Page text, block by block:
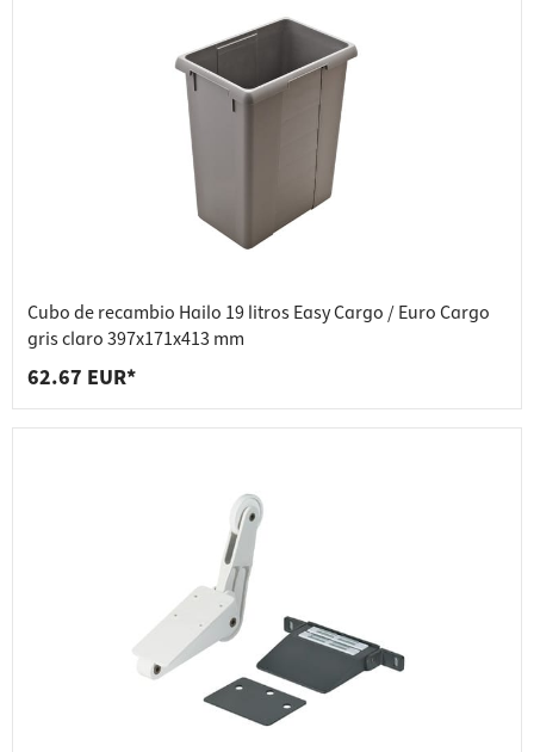
Cubo de recambio Hailo 19 litros Easy Cargo / Euro Cargo
gris claro 397x171x413 mm
62.67 EUR*